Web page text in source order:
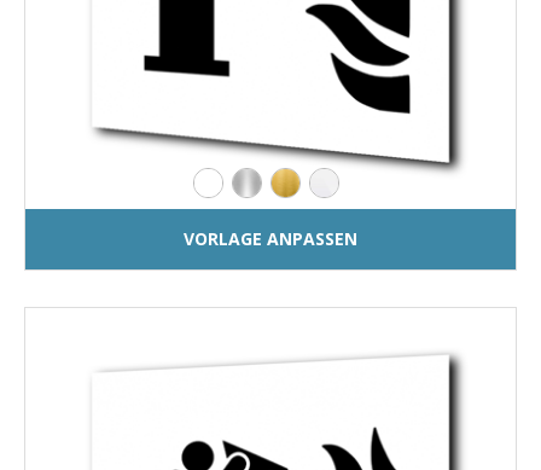
VORLAGE ANPASSEN